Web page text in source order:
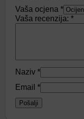
Vaša ocjena *
Vaša recenzija: *
Naziv *
Email *